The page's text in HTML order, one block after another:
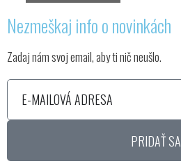
5
Nezmeškaj info o novinkách
Zadaj nám svoj email, aby ti nič neušlo.
PRIDAŤ SA